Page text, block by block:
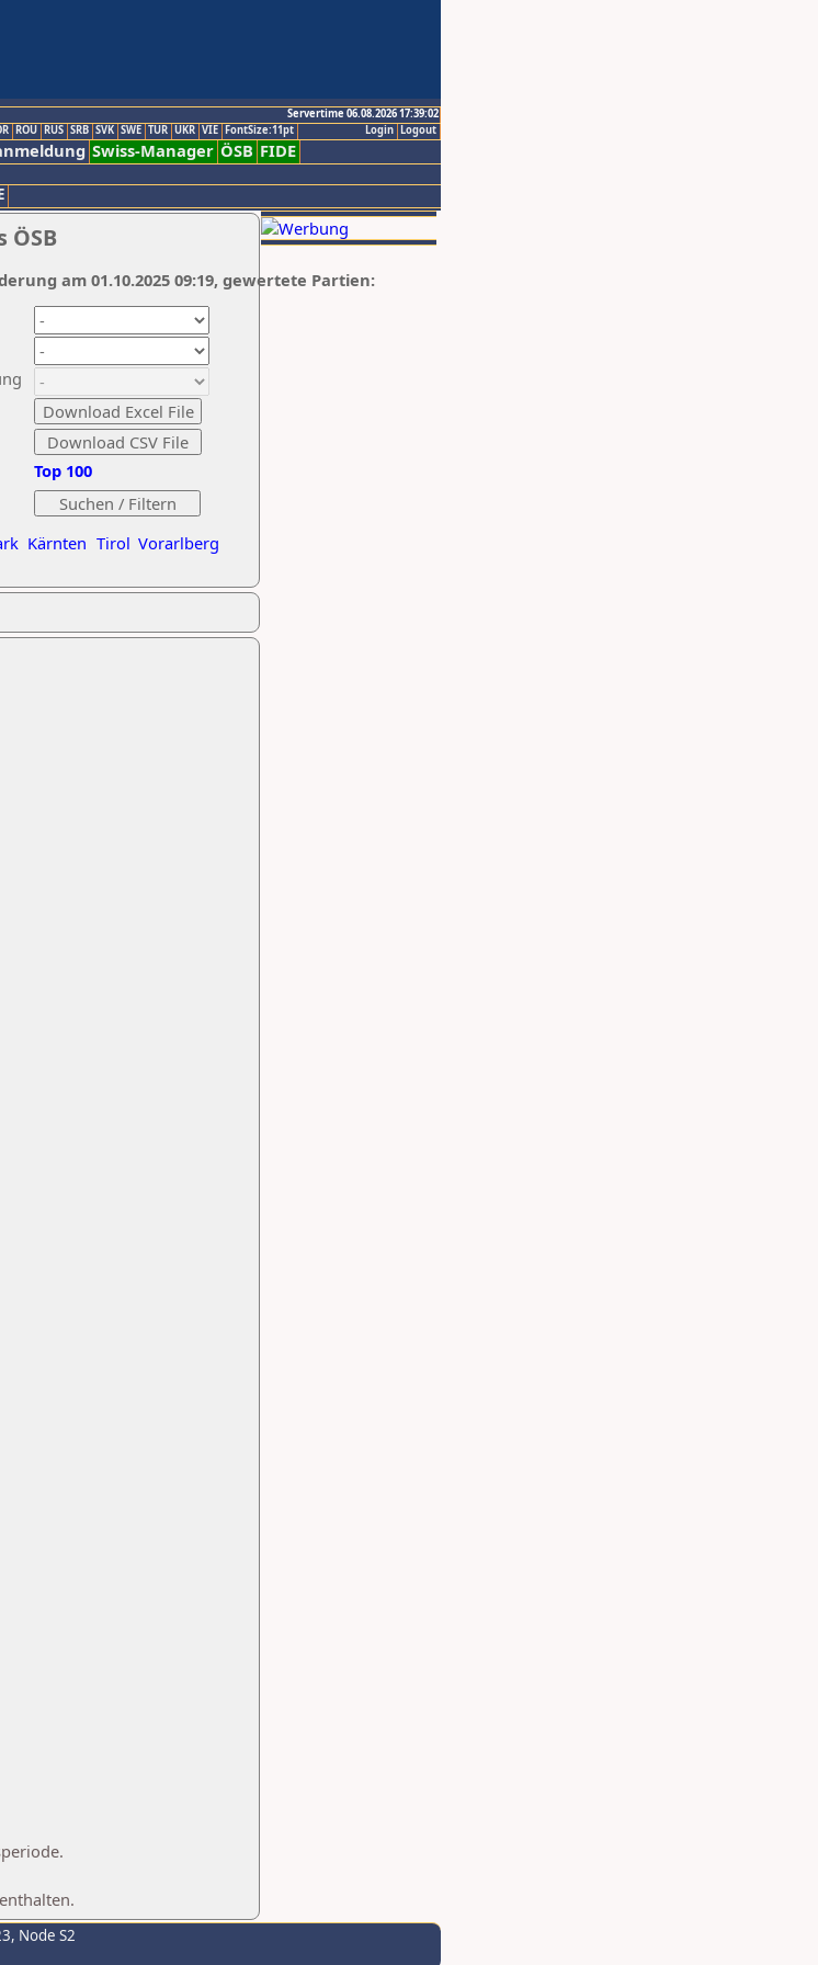
Servertime 06.08.2026 17:39:02
Logout
Login
ROU RUS SRB SVK SWE TUR UKR VIE FontSize:11pt
Swiss-Manager ÖSB FIDE
ÖSB
Kärnten Tirol Vorarlberg
Top 100
am 01.10.2025 09:19, gewertete Partien:
Node S2